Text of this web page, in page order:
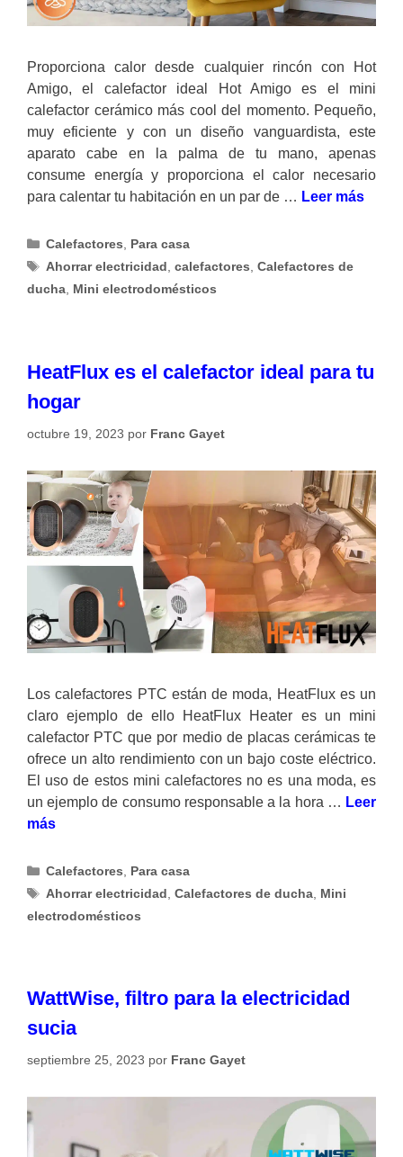
Proporciona calor desde cualquier rincón con Hot
Amigo, el calefactor ideal Hot Amigo es el mini
calefactor cerámico más cool del momento. Pequeño,
muy eficiente y con un diseño vanguardista, este
aparato cabe en la palma de tu mano, apenas
consume energía y proporciona el calor necesario
para calentar tu habitación en un par de … Leer más
Categorías
Calefactores, Para casa
Etiquetas
Ahorrar electricidad,calefactores,Calefactores de
ducha, Mini electrodomésticos
HeatFlux es el calefactor ideal para tu
hogar
octubre 19, 2023 por Franc Gayet
Los calefactores PTC están de moda, HeatFlux es un
claro ejemplo de ello HeatFlux Heater es un mini
calefactor PTC que por medio de placas cerámicas te
ofrece un alto rendimiento con un bajo coste eléctrico.
El uso de estos mini calefactores no es una moda, es
un ejemplo de consumo responsable a la hora … Leer
más
Categorías
Calefactores
Para casa
Etiquetas
Ahorrar electricidad ,Calefactores de ducha Mini
electrodomésticos
WattWise, filtro para la electricidad
sucia
septiembre 25, 2023 por Franc Gayet